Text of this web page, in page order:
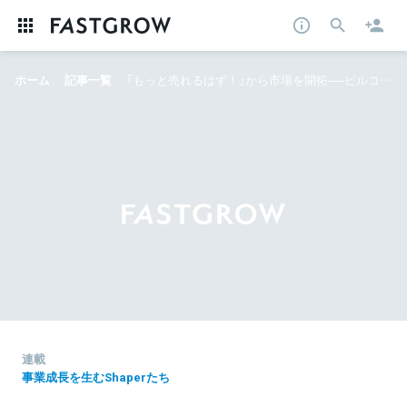
ホーム 記事一覧 「もっと売れるはず！」から市場を開拓──ビルコム和田陽香氏が体現する、事業を加速させる「攻めのCS」と「0→1」の挑戦
連載
事業成長を生むShaperたち